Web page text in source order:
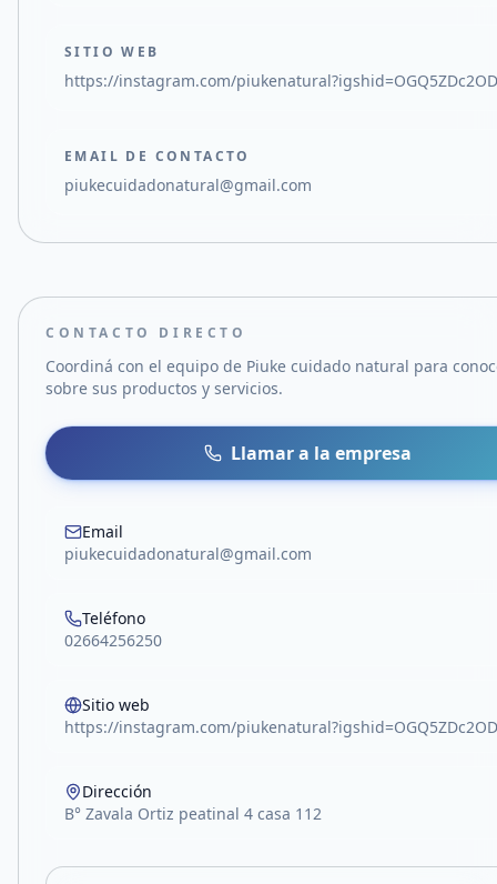
SITIO WEB
https://instagram.com/
EMAIL DE CONTACTO
piukecuidadonatural@gmail.com
CONTACTO DIRECTO
Coordiná con el equipo de Piuke cuidado natural para
sobre sus productos y servicios.
Llamar a la empresa
Email
piukecuidadonatural@gmail.com
Teléfono
02664256250
Sitio web
https://instagram.com/
Dirección
B° Zavala Ortiz peatinal 4 casa 112